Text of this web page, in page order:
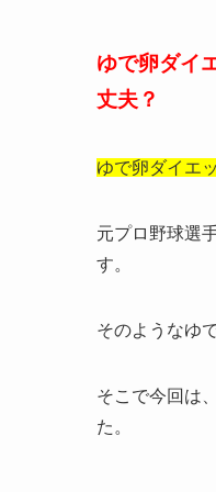
ゆで卵ダイ
丈夫？
ゆで卵ダイエ
元プロ野球選
す。
そのようなゆ
そこで今回は、
た。